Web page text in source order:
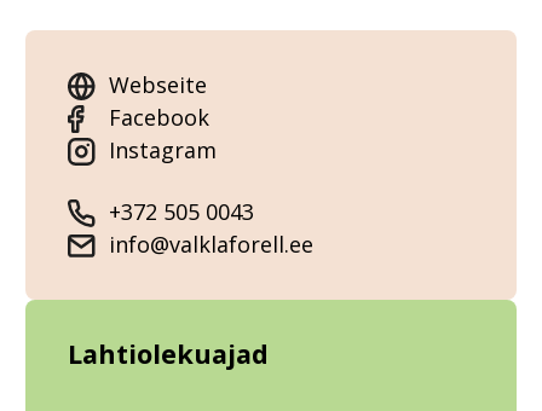
Webseite
Facebook
Instagram
+372 505 0043
info@valklaforell.ee
Lahtiolekuajad